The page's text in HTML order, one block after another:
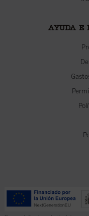
AYUDA E